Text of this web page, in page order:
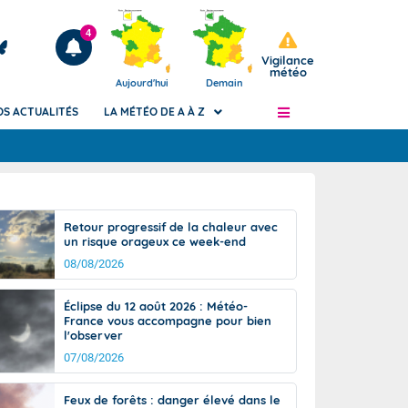
Articles
4
Aujourd'hui Demain
Vigilance
météo
de
Phénomènes dangereux de J+2 à J+7
Avertissement pluies intenses à l'échelle
des communes (Apic)
Bulletins Marine
Bulletins d'estimation du risque
d'avalanche
Météo des forêts
Vigicrues
ACTUALITÉS LA MÉTÉO DE A À Z
Retour progressif de la chaleur avec
un risque orageux ce week-end
08/08/2026
Éclipse du 12 août 2026 : Météo-
France vous accompagne pour bien
l'observer
07/08/2026
Feux de forêts : danger élevé dans le